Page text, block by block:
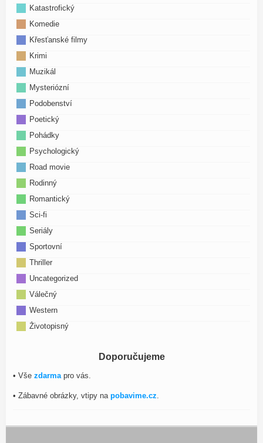
Katastrofický
Komedie
Křesťanské filmy
Krimi
Muzikál
Mysteriózní
Podobenství
Poetický
Pohádky
Psychologický
Road movie
Rodinný
Romantický
Sci-fi
Seriály
Sportovní
Thriller
Uncategorized
Válečný
Western
Životopisný
Doporučujeme
• Všezdarma pro vás.
• Zábavné obrázky, vtipy napobavime.cz